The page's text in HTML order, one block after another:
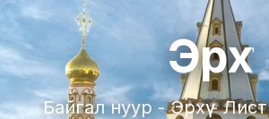
Эрхүү
Байгал нуур - Эрхүү -
Чунчин -
Чунчин - Жанжиажэ
үзэх